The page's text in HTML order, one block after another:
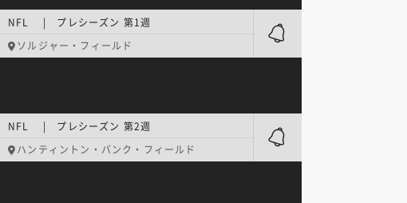
NFL | プレシーズン 第1週
ソルジャー・フィールド
NFL | プレシーズン 第2週
ハンティントン・バンク・フィールド